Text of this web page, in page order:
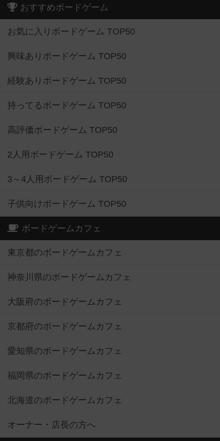
おすすめボードゲーム
お気に入りボードゲーム TOP50
興味ありボードゲーム TOP50
経験ありボードゲーム TOP50
持ってるボードゲーム TOP50
高評価ボードゲーム TOP50
2人用ボードゲーム TOP50
3～4人用ボードゲーム TOP50
子供向けボードゲーム TOP50
ボードゲームカフェ
東京都のボードゲームカフェ
神奈川県のボードゲームカフェ
大阪府のボードゲームカフェ
京都府のボードゲームカフェ
愛知県のボードゲームカフェ
福岡県のボードゲームカフェ
北海道のボードゲームカフェ
オーナー・店長の方へ